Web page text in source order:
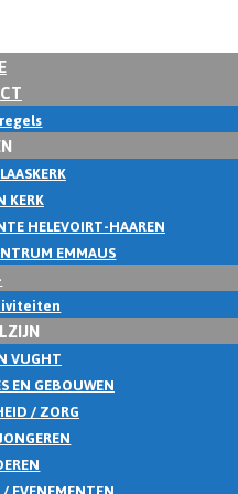
KERK
HELEVOIRT-HAAREN
EMMAUS
VUGHT
EN GEBOUWEN
/ ZORG